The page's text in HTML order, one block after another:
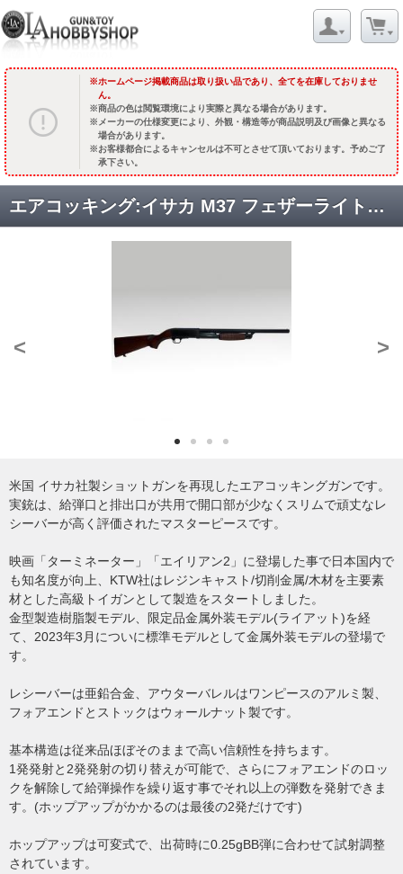
ホームページ掲載商品は取り扱い品であり、全てを在庫しておりませ
ん。
商品の色は閲覧環境により実際と異なる場合があります。
メーカーの仕様変更により、外観・構造等が商品説明及び画像と異なる
場合があります。
お客様都合によるキャンセルは不可とさせて頂いております。予めご了
承下さい。
エアコッキング:イサカ M37 フェザーライト【フルメタルモデル】 [品切中.再生産待ち]
< >
米国 イサカ社製ショットガンを再現したエアコッキングガンです。
実銃は、給弾口と排出口が共用で開口部が少なくスリムで頑丈なレ
シーバーが高く評価されたマスターピースです。
映画「ターミネーター」「エイリアン2」に登場した事で日本国内で
も知名度が向上、KTW社はレジンキャスト/切削金属/木材を主要素
材とした高級トイガンとして製造をスタートしました。
金型製造樹脂製モデル、限定品金属外装モデル(ライアット)を経
て、2023年3月についに標準モデルとして金属外装モデルの登場で
す。
レシーバーは亜鉛合金、アウターバレルはワンピースのアルミ製、
フォアエンドとストックはウォールナット製です。
基本構造は従来品ほぼそのままで高い信頼性を持ちます。
1発発射と2発発射の切り替えが可能で、さらにフォアエンドのロッ
クを解除して給弾操作を繰り返す事でそれ以上の弾数を発射できま
す。(ホップアップがかかるのは最後の2発だけです)
ホップアップは可変式で、出荷時に0.25gBB弾に合わせて試射調整
されています。